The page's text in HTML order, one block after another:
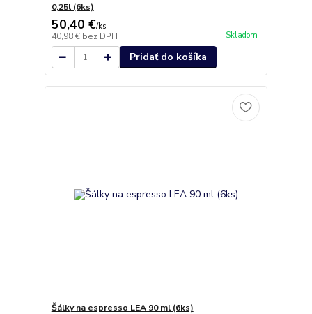
0,25l (6ks)
50,40 €/ks
40,98 € bez DPH Skladom
Pridať do košíka
Šálky na espresso LEA 90 ml (6ks)